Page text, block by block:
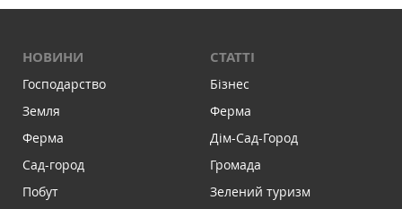
НОВИНИ
Господарство
Земля
Ферма
Сад-город
Побут
СТАТТІ
Бізнес
Ферма
Дім-Сад-Город
Громада
Зелений туризм